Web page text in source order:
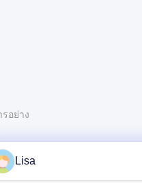
อย่าง
Lisa